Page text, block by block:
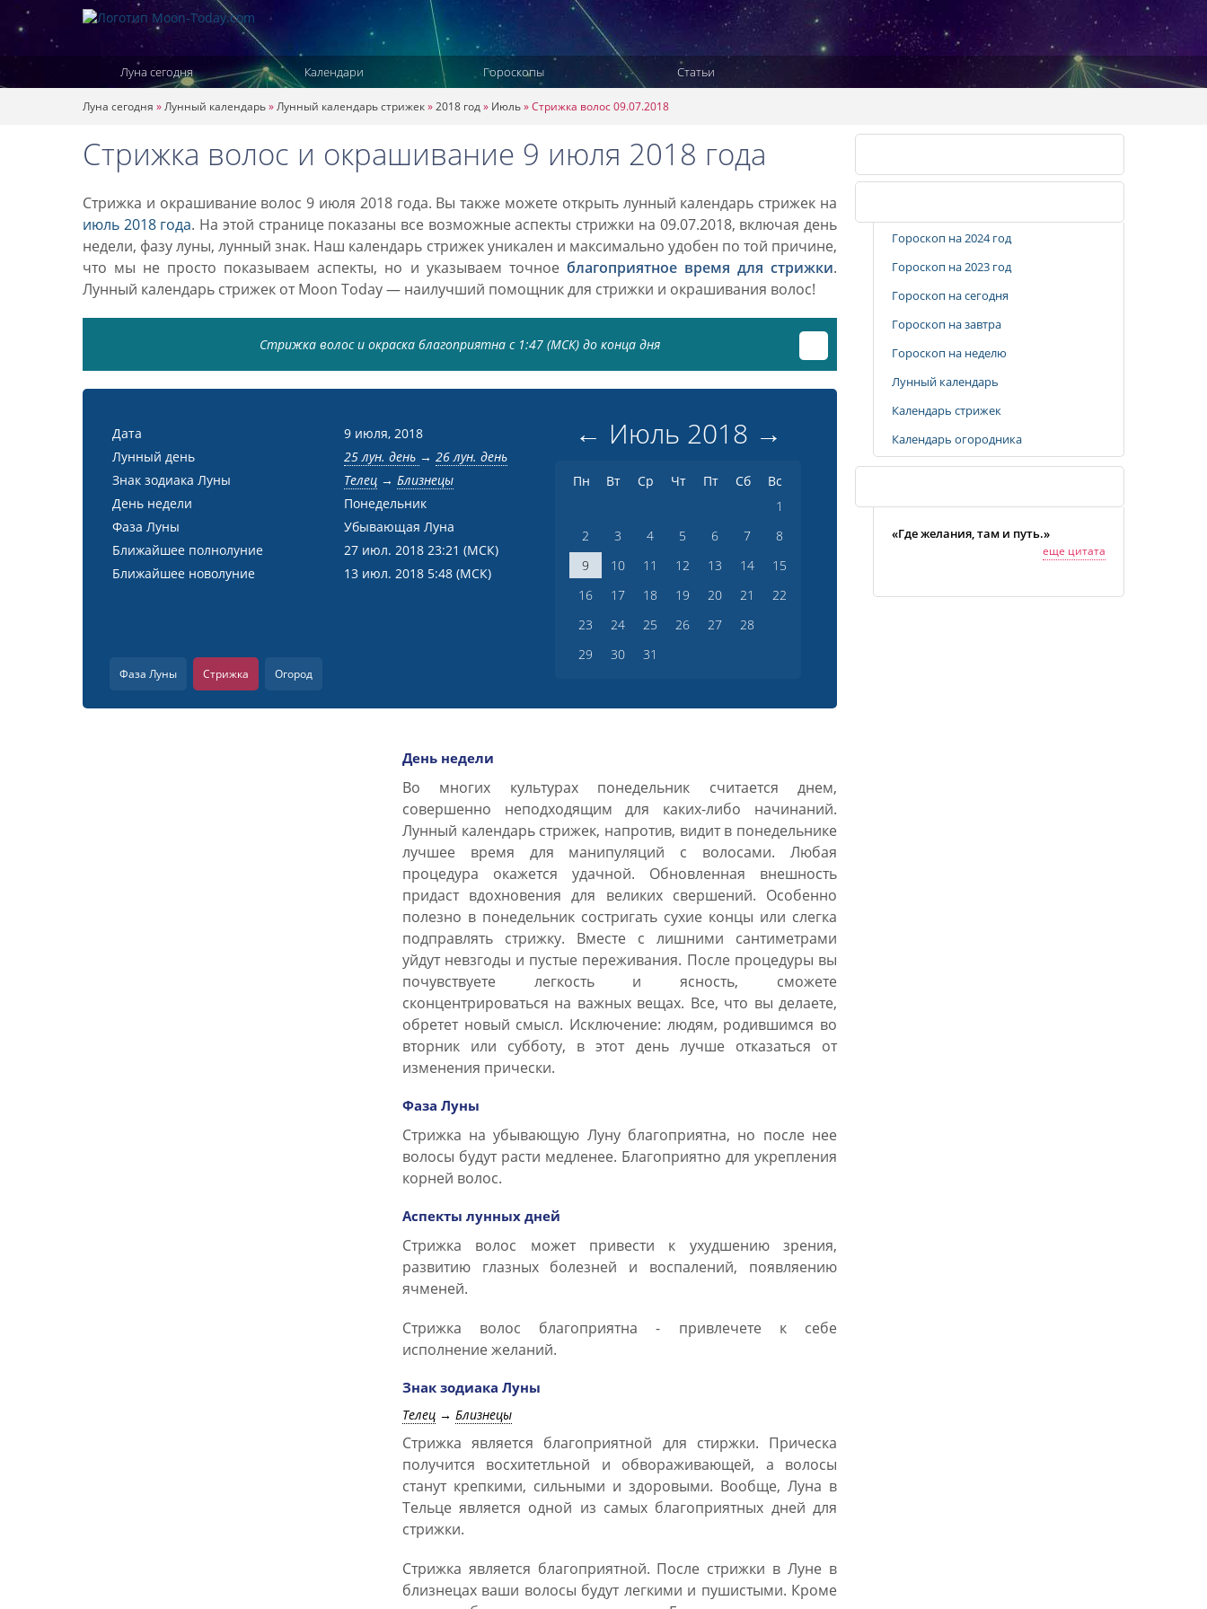
Луна сегодня Календари Гороскопы Статьи
Луна сегодня »Лунный календарь»Лунный календарь стрижек»2018 год» Июль»Стрижка волос 09.07.2018
Стрижка волос и окрашивание 9 июля 2018 года
Стрижка и окрашивание волос 9 июля 2018 года. Вы также можете открыть лунный календарь стрижек на
июль 2018 года. На этой странице показаны все возможные аспекты стрижки на 09.07.2018, включая день
недели, фазу луны, лунный знак. Наш календарь стрижек уникален и максимально удобен по той причине,
что мы не просто показываем аспекты, но и указываем точное благоприятное время для стрижки.
Лунный календарь стрижек от Moon Today — наилучший помощник для стрижки и окрашивания волос!
Стрижка волос и окраска благоприятна с 1:47 (МСК) до конца дня
Дата
9 июля, 2018
Лунный день
25 лун. день → 26 лун. день
Знак зодиака Луны
Телец→ Близнецы
День недели
Понедельник
Фаза Луны
Убывающая Луна
Ближайшее полнолуние
27 июл. 2018 23:21 (МСК)
Ближайшее новолуние
13 июл. 2018 5:48 (МСК)
← Июль 2018 →
Пн Вт Ср Чт Пт Сб
Вс
1
2
3 4 5 6 7
8
9
10 11 12 13 14
15
16
17 18 19 20 21
22
23
24 25 26 27
28
29
30 31
Фаза Луны Стрижка Огород
День недели
Во многих культурах понедельник считается днем,
совершенно неподходящим для каких-либо начинаний.
Лунный календарь стрижек, напротив, видит в понедельнике
лучшее время для манипуляций с волосами. Любая
процедура окажется удачной. Обновленная внешность
придаст вдохновения для великих свершений. Особенно
полезно в понедельник состригать сухие концы или слегка
подправлять стрижку. Вместе с лишними сантиметрами
уйдут невзгоды и пустые переживания. После процедуры вы
почувствуете легкость и ясность, сможете
сконцентрироваться на важных вещах. Все, что вы делаете,
обретет новый смысл. Исключение: людям, родившимся во
вторник или субботу, в этот день лучше отказаться от
изменения прически.
Фаза Луны
Стрижка на убывающую Луну благоприятна, но после нее
волосы будут расти медленее. Благоприятно для укрепления
корней волос.
Аспекты лунных дней
Стрижка волос может привести к ухудшению зрения,
развитию глазных болезней и воспалений, появляению
ячменей.
Стрижка волос благоприятна - привлечете к себе
исполнение желаний.
Знак зодиака Луны
Телец→ Близнецы
Стрижка является благоприятной для стиржки. Прическа
получится восхитетльной и обвораживающей, а волосы
станут крепкими, сильными и здоровыми. Вообще, Луна в
Тельце является одной из самых благоприятных дней для
стрижки.
Стрижка является благоприятной. После стрижки в Луне в
близнецах ваши волосы будут легкими и пушистыми. Кроме
Гороскоп на 2024 год
Гороскоп на 2023 год
Гороскоп на сегодня
Гороскоп на завтра
Гороскоп на неделю
Лунный календарь
Календарь стрижек
Календарь огородника
«Где желания, там и путь.»
еще цитата